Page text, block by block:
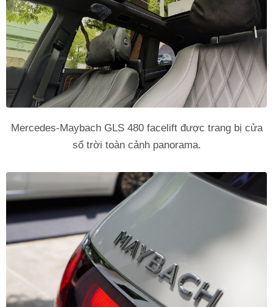
Mercedes-Maybach GLS 480 facelift được trang bị cửa
sổ trời toàn cảnh panorama.